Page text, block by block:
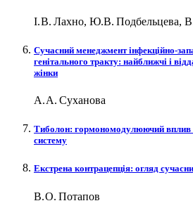
І. В. Лахно, Ю.В. Подбельцева,
Сучасний менеджмент інфекційно-
генітального тракту: найближчі і
жінки
А. А. Суханова
Тиболон: гормономодулюючий вплив
систему
Екстрена контрацепція: огляд
В. О. Потапов